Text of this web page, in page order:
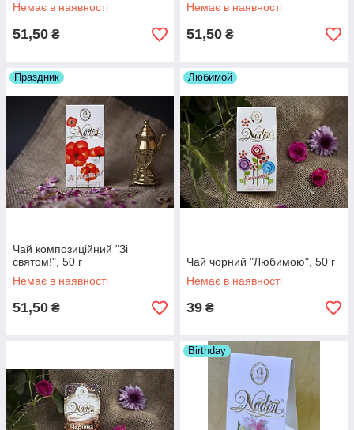
Немає в наявності
51,50 ₴
Немає в наявності
51,50 ₴
Праздник
Чай композиційний "Зі
святом!", 50 г
Немає в наявності
51,50 ₴
Любимой
Чай чорний "Любимою", 50 г
Немає в наявності
39 ₴
Birthday